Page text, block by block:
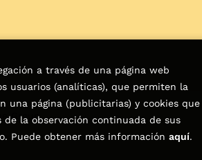
Group
a través de una página web
usuarios (analíticas), que permiten la
una página (publicitarias) y cookies que
la observación continuada de sus
Puede obtener más información aquí.